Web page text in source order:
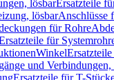
lösbarErsatzteile
lösbarAnschlüsse
für Rohre
für
Winkel
und Verbindungen,
Ersatzteile für T-